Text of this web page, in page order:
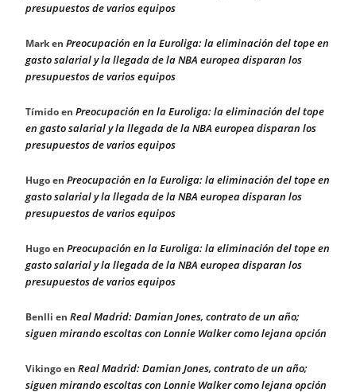
presupuestos de varios equipos
Marken Preocupación en la Euroliga: la eliminación del tope en
gasto salarial y la llegada de la NBA europea disparan los
presupuestos de varios equipos
Tímidoen Preocupación en la Euroliga: la eliminación del tope
en gasto salarial y la llegada de la NBA europea disparan los
presupuestos de varios equipos
Hugoen Preocupación en la Euroliga: la eliminación del tope en
gasto salarial y la llegada de la NBA europea disparan los
presupuestos de varios equipos
Hugoen Preocupación en la Euroliga: la eliminación del tope en
gasto salarial y la llegada de la NBA europea disparan los
presupuestos de varios equipos
Benlli en Real Madrid: Damian Jones, contrato de un año;
siguen mirando escoltas con Lonnie Walker como lejana opción
Vikingoen Real Madrid: Damian Jones, contrato de un año;
siguen mirando escoltas con Lonnie Walker como lejana opción